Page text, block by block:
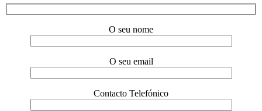
O seu nome
O seu email
Contacto Telefónico